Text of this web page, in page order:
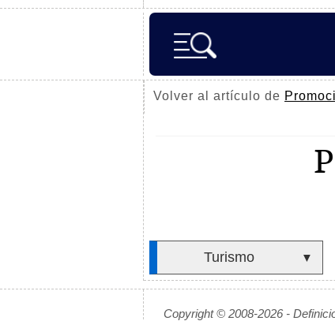
Volver al artículo de
Turismo ▼
Copyright © 2008-2026 -